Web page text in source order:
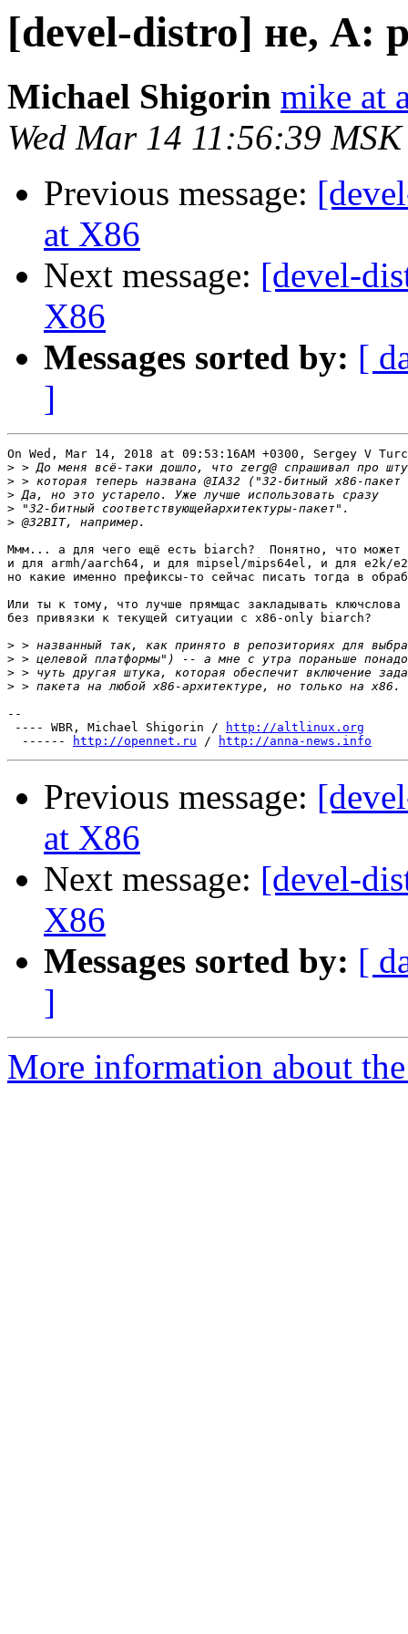
[devel-distro] не, A:
Michael Shigorin mike at
Wed Mar 14 11:56:39
Previous message:
at X86
Next message: [devel-
X86
Messages sorted by: [
]
On Wed, Mar 14, 2018 at 09:53:16AM +0300, Sergey V
>
>
>
>
>
Ммм... а для чего ещё есть biarch?  Понятно, что может
и для armh/aarch64, и для mipsel/mips64el, и для e2k/
но какие именно префиксы-то сейчас писать тогда в
Или ты к тому, что лучше прямщас закладывать ключслова
без привязки к текущей ситуации с x86-only biarch?
>
>
>
>
--
---- WBR, Michael Shigorin /
http://altlinux.org
------
http://opennet.ru / http://anna-news.info
Previous message:
at X86
Next message: [devel-
X86
Messages sorted by: [
]
More information about